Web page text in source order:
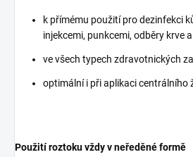
k přímému použití pro dezinfekci
injekcemi, punkcemi, odběry krve
ve všech typech zdravotnických
optimální i při aplikaci centrálního
Použití roztoku vždy v neředěné formě